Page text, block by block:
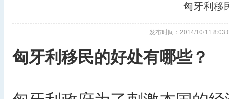
匈牙利移
发布时间：2014/10/11
匈牙利移民的好处有哪些？